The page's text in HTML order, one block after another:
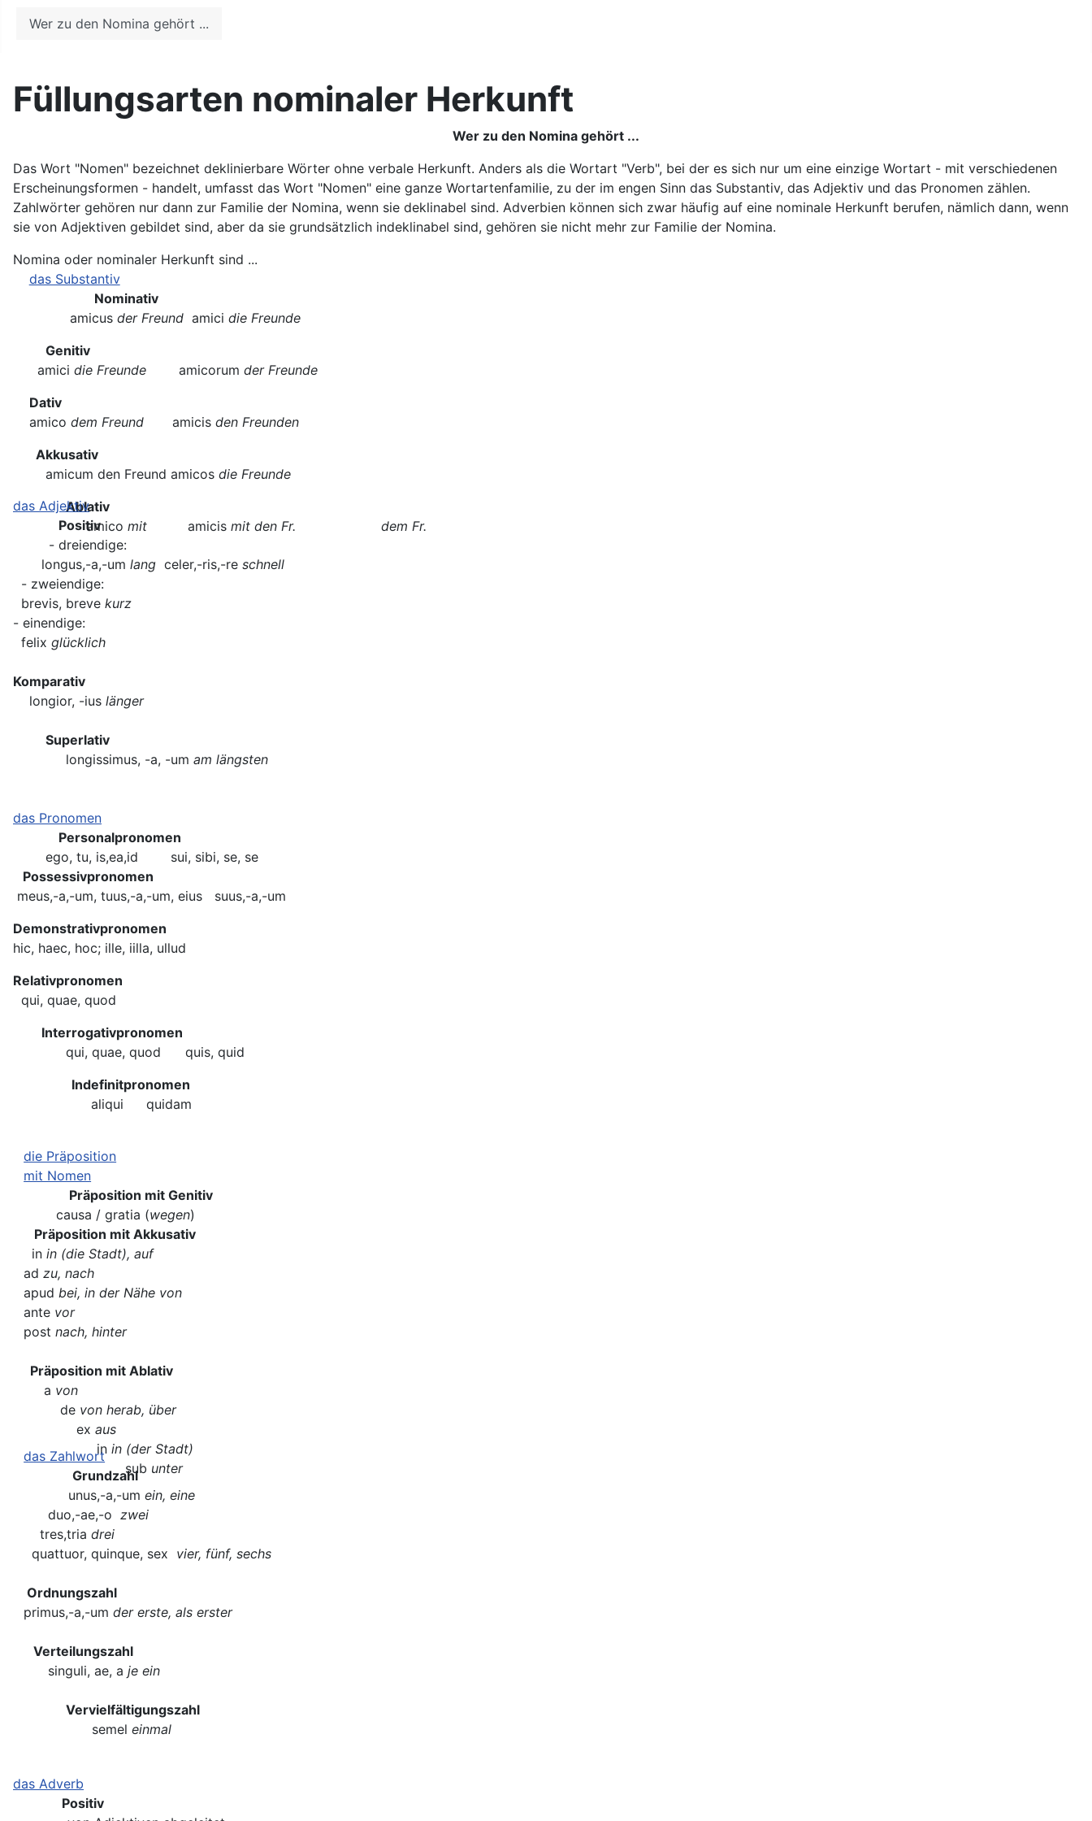
Wer zu den Nomina gehört ...
Füllungsarten nominaler Herkunft
Wer zu den Nomina gehört ...
Das Wort "Nomen" bezeichnet deklinierbare Wörter ohne verbale Herkunft. Anders als die Wortart "Verb", bei der es sich nur um eine einzige Wortart - mit verschiedenen
Erscheinungsformen - handelt, umfasst das Wort "Nomen" eine ganze Wortartenfamilie, zu der im engen Sinn das Substantiv, das Adjektiv und das Pronomen zählen.
Zahlwörter gehören nur dann zur Familie der Nomina, wenn sie deklinabel sind. Adverbien können sich zwar häufig auf eine nominale Herkunft berufen, nämlich dann, wenn
sie von Adjektiven gebildet sind, aber da sie grundsätzlich indeklinabel sind, gehören sie nicht mehr zur Familie der Nomina.
Nomina oder nominaler Herkunft sind ...
das Substantiv
Nominativ
amicus der Freundamici die Freunde
Genitiv
amici die Freundeamicorum der Freunde
Dativ
amico dem Freundamicis den Freunden
Akkusativ
amicum den Freund amicos die Freunde
Ablativ
amico mit amicis mit den Fr. dem Fr.
das Adjektiv
Positiv
- dreiendige:
longus,-a,-um lang celer,-ris,-re schnell
- zweiendige:
brevis, breve kurz
- einendige:
felix glücklich
Komparativ
longior, -ius länger
Superlativ
longissimus, -a, -um am längsten
das Pronomen
Personalpronomen
ego, tu, is,ea,id sui, sibi, se, se
Possessivpronomen
meus,-a,-um, tuus,-a,-um, eius suus,-a,-um
Demonstrativpronomen
hic, haec, hoc; ille, iilla, ullud
Relativpronomen
qui, quae, quod
Interrogativpronomen
qui, quae, quod quis, quid
Indefinitpronomen
aliqui
quidam
die Präposition
mit Nomen
Präposition mit Genitiv
causa / gratia (wegen)
Präposition mit Akkusativ
inin (die Stadt), auf
adzu, nach
apud bei, in der Nähe von
ante vor
postnach, hinter
Präposition mit Ablativ
a von
de von herab, über
exaus
inin (der Stadt)
sub unter
das Zahlwort
Grundzahl
unus,-a,-umein, eine
duo,-ae,-ozwei
tres,triadrei
quattuor, quinque, sex vier, fünf, sechs
Ordnungszahl
primus,-a,-umder erste, als erster
Verteilungszahl
singuli, ae, aje ein
Vervielfältigungszahl
semeleinmal
das Adverb
Positiv